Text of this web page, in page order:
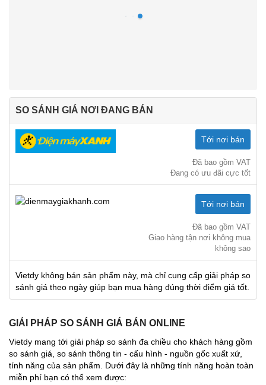
SO SÁNH GIÁ NƠI ĐANG BÁN
Tới nơi bán
Đã bao gồm VAT
Đang có ưu đãi cực tốt
Tới nơi bán
Đã bao gồm VAT
Giao hàng tận nơi không mua
không sao
Vietdy không bán sản phẩm này, mà chỉ cung cấp giải pháp so
sánh giá theo ngày giúp bạn mua hàng đúng thời điểm giá tốt.
GIẢI PHÁP SO SÁNH GIÁ BÁN ONLINE
Vietdy mang tới giải pháp so sánh đa chiều cho khách hàng gồm
so sánh giá, so sánh thông tin - cấu hình - nguồn gốc xuất xứ,
tính năng của sản phẩm. Dưới đây là những tính năng hoàn toàn
miễn phí bạn có thể xem được: